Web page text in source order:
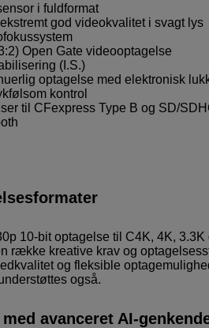
i fuldformat
god videokvalitet i svagt lys
Open Gate videooptagelse
(I.S.)
optagelse med elektronisk
kontrol
til CFexpress Type B og SD/
10-bit optagelse til C4K, 4K,
række kreative krav og
og fleksible
også.
avanceret AI-